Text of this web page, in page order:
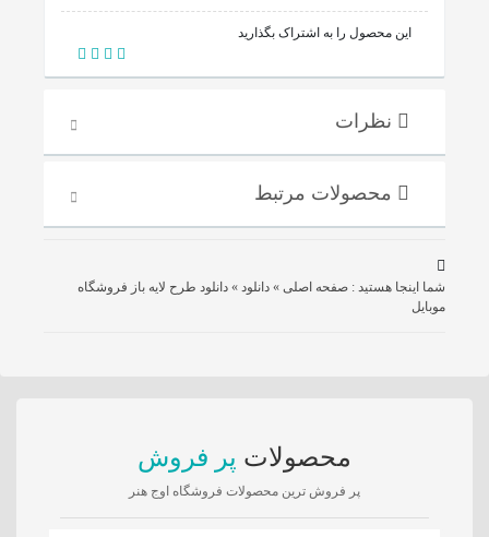
این محصول را به اشتراک بگذارید
شما اینجا هستید : صفحه اصلی » دانلود » دانلود طرح لایه باز فروشگاه
موبایل
محصولات پر فروش
پر فروش ترین محصولات فروشگاه اوج هنر